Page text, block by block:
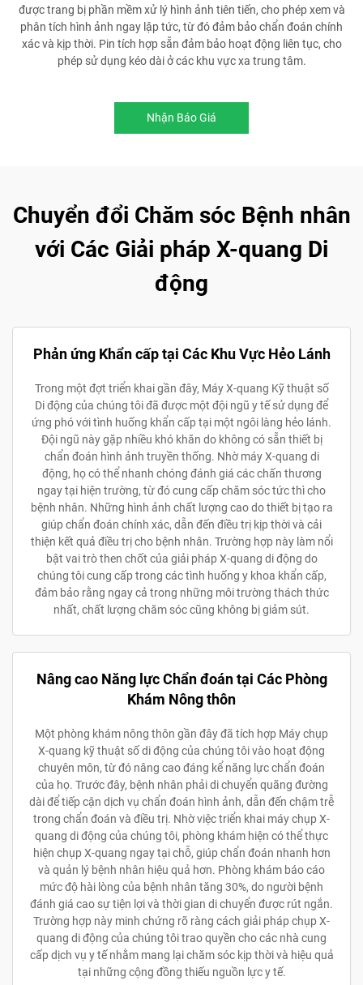
được trang bị phần mềm xử lý hình ảnh tiên tiến, cho phép xem và
phân tích hình ảnh ngay lập tức, từ đó đảm bảo chẩn đoán chính
xác và kịp thời. Pin tích hợp sẵn đảm bảo hoạt động liên tục, cho
phép sử dụng kéo dài ở các khu vực xa trung tâm.
Nhận Báo Giá
Chuyển đổi Chăm sóc Bệnh nhân
với Các Giải pháp X-quang Di
động
Phản ứng Khẩn cấp tại Các Khu Vực Hẻo Lánh
Trong một đợt triển khai gần đây, Máy X-quang Kỹ thuật số
Di động của chúng tôi đã được một đội ngũ y tế sử dụng để
ứng phó với tình huống khẩn cấp tại một ngôi làng hẻo lánh.
Đội ngũ này gặp nhiều khó khăn do không có sẵn thiết bị
chẩn đoán hình ảnh truyền thống. Nhờ máy X-quang di
động, họ có thể nhanh chóng đánh giá các chấn thương
ngay tại hiện trường, từ đó cung cấp chăm sóc tức thì cho
bệnh nhân. Những hình ảnh chất lượng cao do thiết bị tạo ra
giúp chẩn đoán chính xác, dẫn đến điều trị kịp thời và cải
thiện kết quả điều trị cho bệnh nhân. Trường hợp này làm nổi
bật vai trò then chốt của giải pháp X-quang di động do
chúng tôi cung cấp trong các tình huống y khoa khẩn cấp,
đảm bảo rằng ngay cả trong những môi trường thách thức
nhất, chất lượng chăm sóc cũng không bị giảm sút.
Nâng cao Năng lực Chẩn đoán tại Các Phòng
Khám Nông thôn
Một phòng khám nông thôn gần đây đã tích hợp Máy chụp
X-quang kỹ thuật số di động của chúng tôi vào hoạt động
chuyên môn, từ đó nâng cao đáng kể năng lực chẩn đoán
của họ. Trước đây, bệnh nhân phải di chuyển quãng đường
dài để tiếp cận dịch vụ chẩn đoán hình ảnh, dẫn đến chậm trễ
trong chẩn đoán và điều trị. Nhờ việc triển khai máy chụp X-
quang di động của chúng tôi, phòng khám hiện có thể thực
hiện chụp X-quang ngay tại chỗ, giúp chẩn đoán nhanh hơn
và quản lý bệnh nhân hiệu quả hơn. Phòng khám báo cáo
mức độ hài lòng của bệnh nhân tăng 30%, do người bệnh
đánh giá cao sự tiện lợi và thời gian di chuyển được rút ngắn.
Trường hợp này minh chứng rõ ràng cách giải pháp chụp X-
quang di động của chúng tôi trao quyền cho các nhà cung
cấp dịch vụ y tế nhằm mang lại chăm sóc kịp thời và hiệu quả
tại những cộng đồng thiếu nguồn lực y tế.